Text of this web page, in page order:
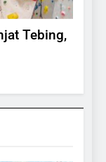
Tebing,
Takut